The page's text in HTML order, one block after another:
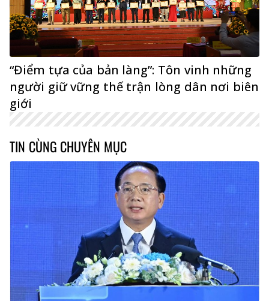
“Điểm tựa của bản làng”: Tôn vinh những
người giữ vững thế trận lòng dân nơi biên
giới
TIN CÙNG CHUYÊN MỤC